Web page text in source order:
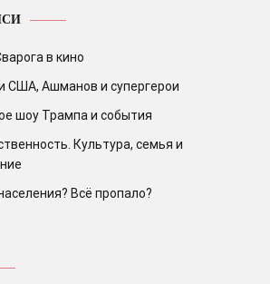
в кино
США, Ашманов и супергерои
шоу Трампа и события
Культура, семья и
Всё пропало?